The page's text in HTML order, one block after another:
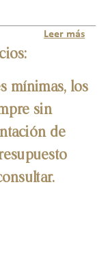
Leer más
mínimas, los
sin
de